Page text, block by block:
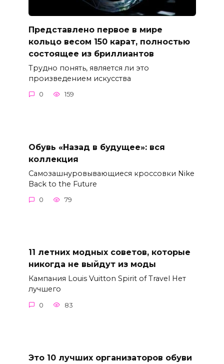
Представлено первое в мире
кольцо весом 150 карат, полностью
состоящее из бриллиантов
Трудно понять, является ли это
произведением искусства
0 159
Обувь «Назад в будущее»: вся
коллекция
Самозашнуровывающиеся кроссовки Nike
Back to the Future
0 79
11 летних модных советов, которые
никогда не выйдут из моды
Кампания Louis Vuitton Spirit of Travel Нет
лучшего
0 83
Это 10 лучших организаторов обуви